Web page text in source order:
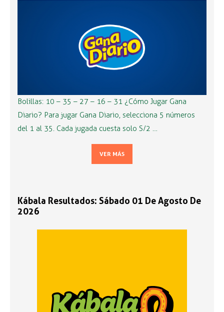
Bolillas: 10 – 35 – 27 – 16 – 31 ¿Cómo Jugar Gana
Diario? Para jugar Gana Diario, selecciona 5 números
del 1 al 35. Cada jugada cuesta solo S/2 …
VER MÁS
Kábala Resultados: Sábado 01 De Agosto De
2026